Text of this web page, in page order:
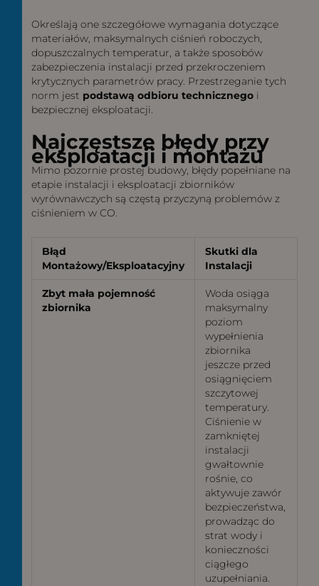
Określają one szczegółowe wymagania dotyczące
materiałów, maksymalnych ciśnień roboczych,
dopuszczalnych temperatur, a także sposobów
zabezpieczenia instalacji przed przekroczeniem
krytycznych parametrów pracy. Przestrzeganie tych
norm jest podstawą odbioru technicznegoi
bezpiecznej eksploatacji.
Najczęstsze błędy przy
eksploatacji i montażu
Mimo pozornie prostej budowy, błędy popełniane na
etapie instalacji i eksploatacji zbiorników
wyrównawczych są częstą przyczyną problemów z
ciśnieniem w CO.
Błąd
Montażowy/Eksploatacyjny
Skutki dla
Instalacji
Zbyt mała pojemność
zbiornika
Woda osiąga
maksymalny
poziom
wypełnienia
zbiornika
jeszcze przed
osiągnięciem
szczytowej
temperatury.
Ciśnienie w
zamkniętej
instalacji
gwałtownie
rośnie, co
aktywuje zawór
bezpieczeństwa,
prowadząc do
strat wody i
konieczności
ciągłego
uzupełniania.